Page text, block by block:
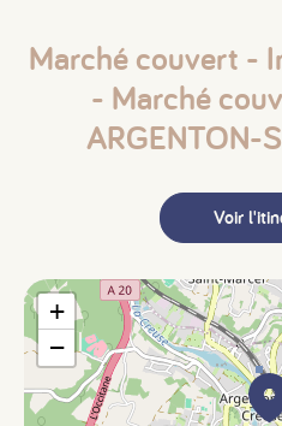
Marché couvert -
- Marché
ARGENTON-
Voir
+
−